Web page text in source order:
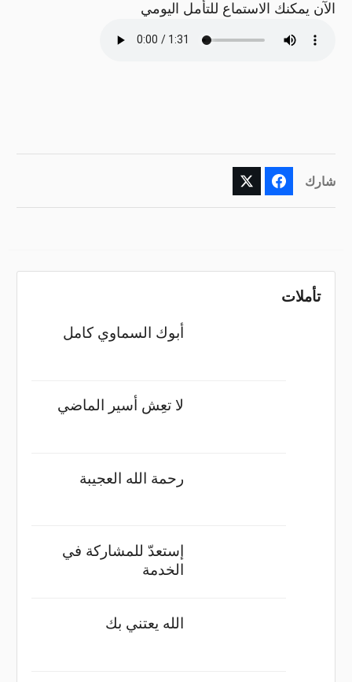
الآن يمكنك الاستماع للتأمل اليومي
شارك
تأملات
أبوك السماوي كامل
لا تعِش أسير الماضي
رحمة الله العجيبة
إستعدّ للمشاركة في
الخدمة
الله يعتني بك